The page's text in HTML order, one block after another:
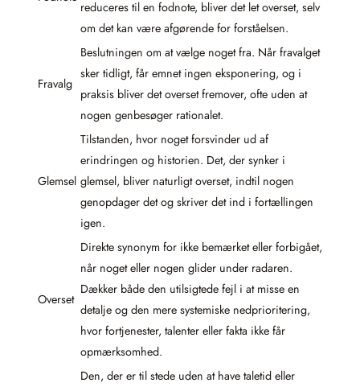
reduceres til en fodnote, bliver det let overset, selv
om det kan være afgørende for forståelsen.
Fravalg
Beslutningen om at vælge noget fra. Når fravalget
sker tidligt, får emnet ingen eksponering, og i
praksis bliver det overset fremover, ofte uden at
nogen genbesøger rationalet.
Glemsel
Tilstanden, hvor noget forsvinder ud af
erindringen og historien. Det, der synker i
glemsel, bliver naturligt overset, indtil nogen
genopdager det og skriver det ind i fortællingen
igen.
Overset
Direkte synonym for ikke bemærket eller forbigået,
når noget eller nogen glider under radaren.
Dækker både den utilsigtede fejl i at misse en
detalje og den mere systemiske nedprioritering,
hvor fortjenester, talenter eller fakta ikke får
opmærksomhed.
Den, der er til stede uden at have taletid eller